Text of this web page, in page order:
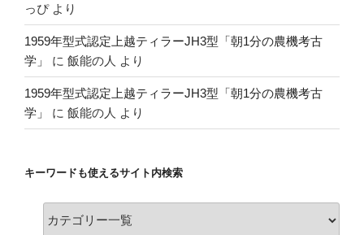
っぴより
1959年型式認定上越ティラーJH3型「朝1分の農機考古
学」
に 飯能の人 より
1959年型式認定上越ティラーJH3型「朝1分の農機考古
学」
に 飯能の人 より
キーワードも使えるサイト内検索